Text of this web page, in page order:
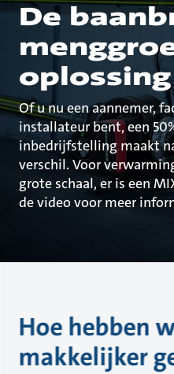
De
oplossing
Of u nu een aannemer,
installateur bent, een
inbedrijfstelling maakt
verschil. Voor
grote schaal, er is een
de video voor meer
Hoe hebben
makkelijker